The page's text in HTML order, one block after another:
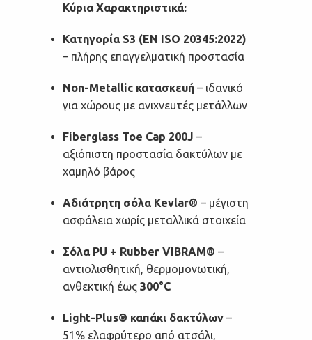
Κύρια Χαρακτηριστικά:
Κατηγορία S3 (EN ISO 20345:2022)
– πλήρης επαγγελματική προστασία
Non-Metallic κατασκευή – ιδανικό
για χώρους με ανιχνευτές μετάλλων
Fiberglass Toe Cap 200J –
αξιόπιστη προστασία δακτύλων με
χαμηλό βάρος
Αδιάτρητη σόλα Kevlar® – μέγιστη
ασφάλεια χωρίς μεταλλικά στοιχεία
Σόλα PU + Rubber VIBRAM® –
αντιολισθητική, θερμομονωτική,
ανθεκτική έως 300°C
Light-Plus® καπάκι δακτύλων –
51% ελαφρύτερο από ατσάλι,